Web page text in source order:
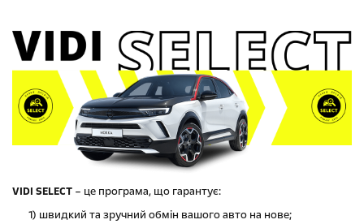
VIDI SELECT – це програма, що гарантує:
1) швидкий та зручний обмін вашого авто на нове;